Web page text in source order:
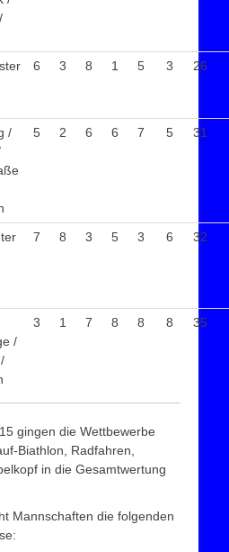
6 3 8 1 5 3 26
/
5 2 6 6 7 5 31
7 8 3 5 3 6 32
/
3 1 7 8 8 8 35
gingen die Wettbewerbe
Biathlon, Radfahren,
in die Gesamtwertung
Mannschaften die folgenden